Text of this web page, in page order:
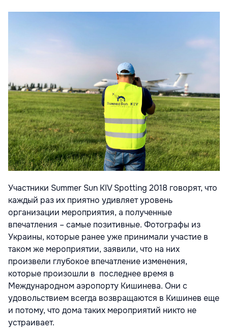
Участники Summer Sun KIV Spotting 2018 говорят, что
каждый раз их приятно удивляет уровень
организации мероприятия, а полученные
впечатления – самые позитивные. Фотографы из
Украины, которые ранее уже принимали участие в
таком же мероприятии, заявили, что на них
произвели глубокое впечатление изменения,
которые произошли в последнее время в
Международном аэропорту Кишинева. Они с
удовольствием всегда возвращаются в Кишинев еще
и потому, что дома таких мероприятий никто не
устраивает.